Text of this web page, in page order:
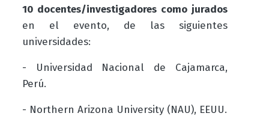
10 docentes/investigadores como jurados
en el evento, de las siguientes
universidades:
- Universidad Nacional de Cajamarca,
Perú.
- Northern Arizona University (NAU), EEUU.